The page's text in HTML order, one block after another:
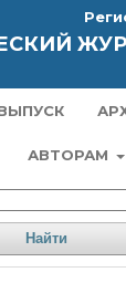
АВТОРАМ
Найти